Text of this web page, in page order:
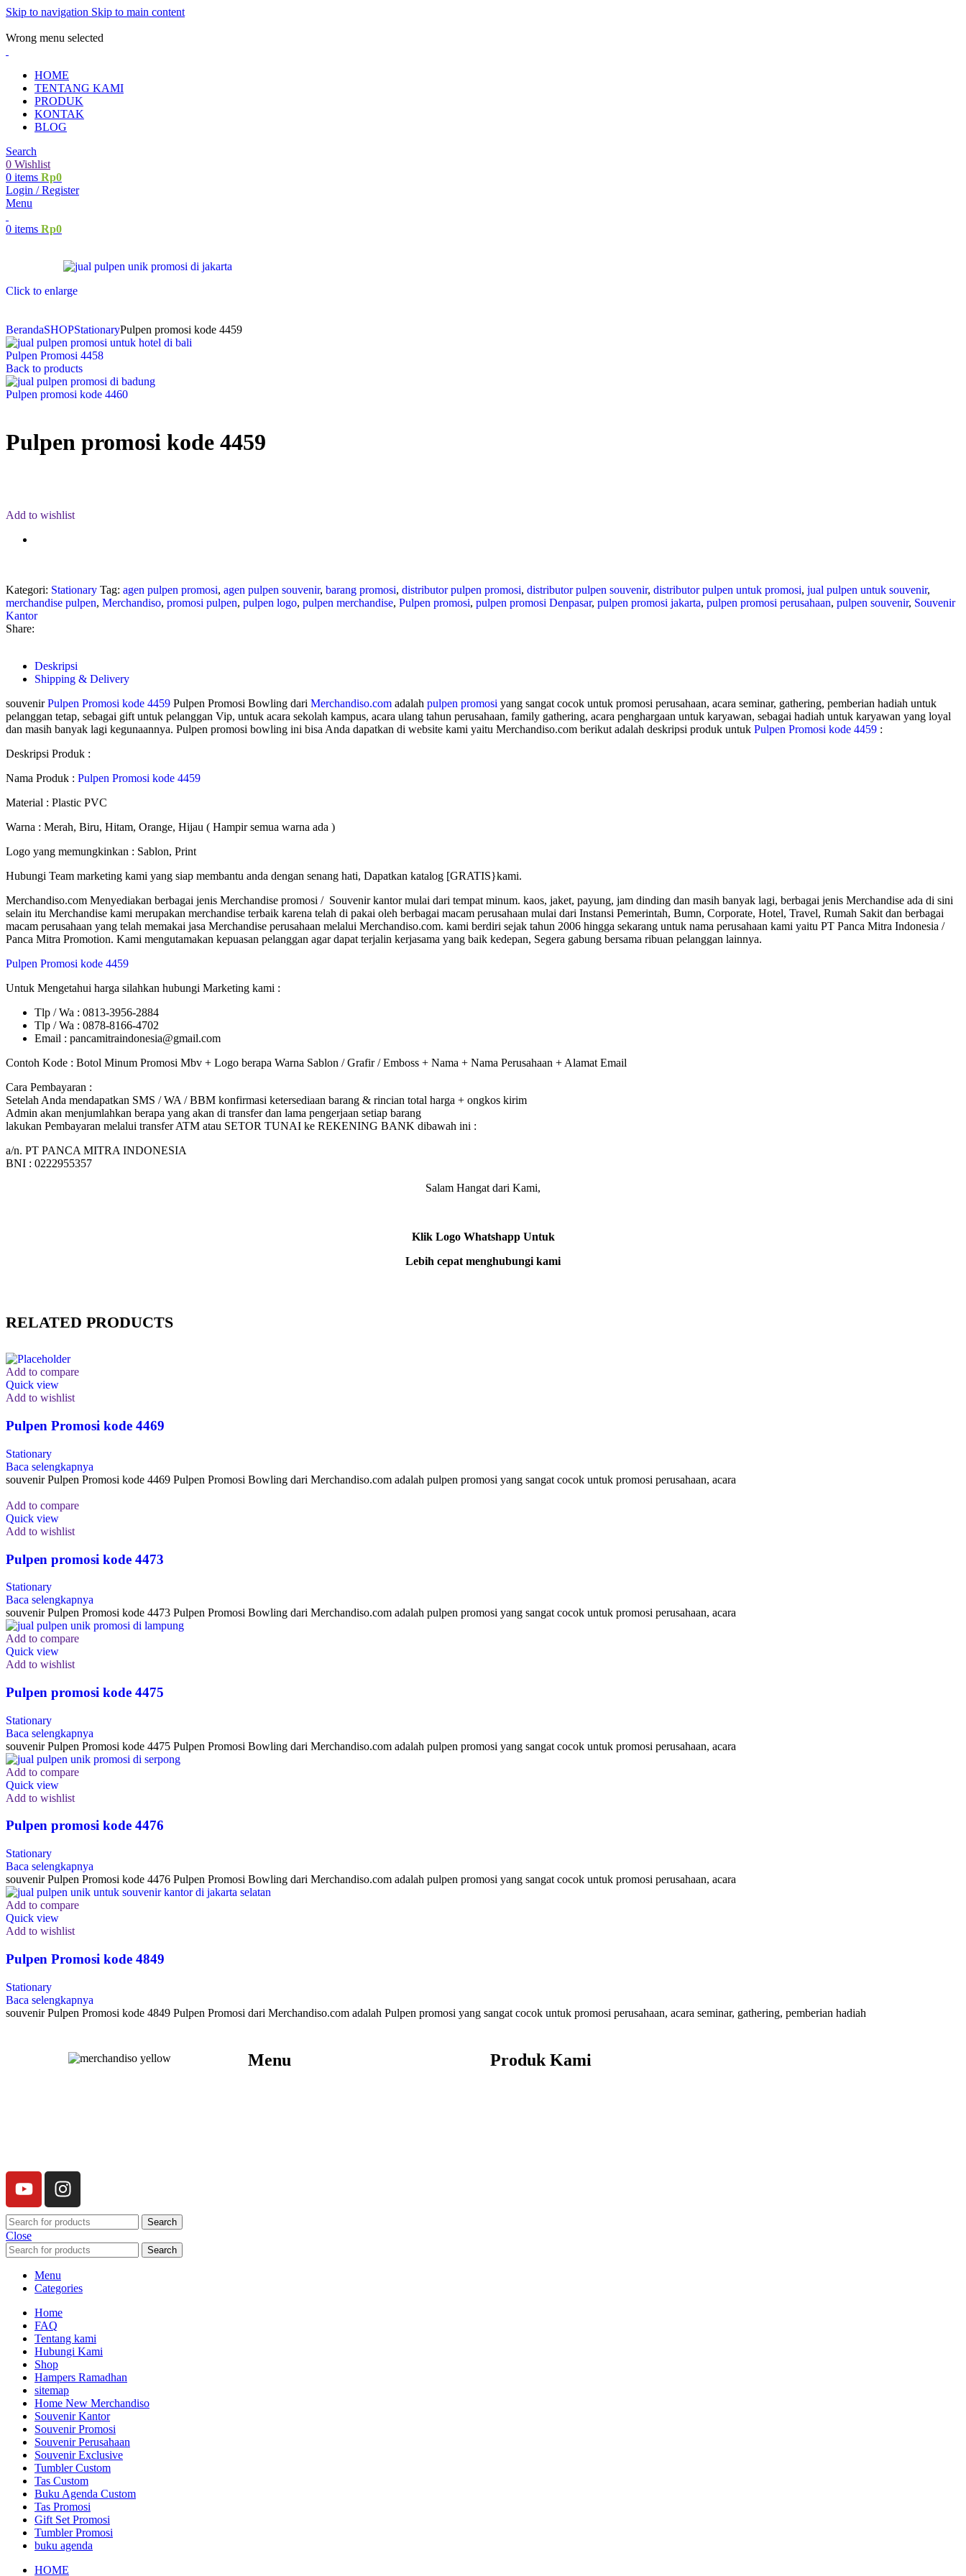
Skip to navigation Skip to main content
Wrong menu selected
HOME
TENTANG KAMI
PRODUK
KONTAK
BLOG
Search
0 Wishlist
0 items Rp0
Login / Register
Menu
0 items Rp0
Click to enlarge
BerandaSHOPStationaryPulpen promosi kode 4459
Pulpen Promosi 4458
Back to products
Pulpen promosi kode 4460
Pulpen promosi kode 4459
Add to wishlist
Kategori: Stationary Tag: agen pulpen promosi, agen pulpen souvenir, barang promosi, distributor pulpen promosi, distributor pulpen souvenir, distributor pulpen untuk promosi, jual pulpen untuk souvenir,
merchandise pulpen, Merchandiso, promosi pulpen, pulpen logo, pulpen merchandise, Pulpen promosi, pulpen promosi Denpasar, pulpen promosi jakarta, pulpen promosi perusahaan, pulpen souvenir, Souvenir
Kantor
Share:
Deskripsi
Shipping & Delivery
souvenirPulpen Promosi kode 4459 Pulpen Promosi Bowling dari Merchandiso.com adalah pulpen promosi yang sangat cocok untuk promosi perusahaan, acara seminar, gathering, pemberian hadiah untuk
pelanggan tetap, sebagai gift untuk pelanggan Vip, untuk acara sekolah kampus, acara ulang tahun perusahaan, family gathering, acara penghargaan untuk karyawan, sebagai hadiah untuk karyawan yang loyal
dan masih banyak lagi kegunaannya. Pulpen promosi bowling ini bisa Anda dapatkan di website kami yaitu Merchandiso.com berikut adalah deskripsi produk untuk Pulpen Promosi kode 4459 :
Deskripsi Produk :
Nama Produk : Pulpen Promosi kode 4459
Material : Plastic PVC
Warna : Merah, Biru, Hitam, Orange, Hijau ( Hampir semua warna ada )
Logo yang memungkinkan : Sablon, Print
Hubungi Team marketing kami yang siap membantu anda dengan senang hati, Dapatkan katalog [GRATIS}kami.
Merchandiso.com Menyediakan berbagai jenis Merchandise promosi / Souvenir kantor mulai dari tempat minum. kaos, jaket, payung, jam dinding dan masih banyak lagi, berbagai jenis Merchandise ada di sini
selain itu Merchandise kami merupakan merchandise terbaik karena telah di pakai oleh berbagai macam perusahaan mulai dari Instansi Pemerintah, Bumn, Corporate, Hotel, Travel, Rumah Sakit dan berbagai
macam perusahaan yang telah memakai jasa Merchandise perusahaan melalui Merchandiso.com. kami berdiri sejak tahun 2006 hingga sekarang untuk nama perusahaan kami yaitu PT Panca Mitra Indonesia /
Panca Mitra Promotion. Kami mengutamakan kepuasan pelanggan agar dapat terjalin kerjasama yang baik kedepan, Segera gabung bersama ribuan pelanggan lainnya.
Pulpen Promosi kode 4459
Untuk Mengetahui harga silahkan hubungi Marketing kami :
Tlp / Wa : 0813-3956-2884
Tlp / Wa : 0878-8166-4702
Email : pancamitraindonesia@gmail.com
Contoh Kode : Botol Minum Promosi Mbv + Logo berapa Warna Sablon / Grafir / Emboss + Nama + Nama Perusahaan + Alamat Email
Cara Pembayaran :
Setelah Anda mendapatkan SMS / WA / BBM konfirmasi ketersediaan barang & rincian total harga + ongkos kirim
Admin akan menjumlahkan berapa yang akan di transfer dan lama pengerjaan setiap barang
lakukan Pembayaran melalui transfer ATM atau SETOR TUNAI ke REKENING BANK dibawah ini :
a/n. PT PANCA MITRA INDONESIA
BNI : 0222955357
Salam Hangat dari Kami,
Klik Logo Whatshapp Untuk
Lebih cepat menghubungi kami
RELATED PRODUCTS
Add to compare
Quick view
Add to wishlist
Pulpen Promosi kode 4469
Stationary
Baca selengkapnya
souvenir Pulpen Promosi kode 4469 Pulpen Promosi Bowling dari Merchandiso.com adalah pulpen promosi yang sangat cocok untuk promosi perusahaan, acara
Add to compare
Quick view
Add to wishlist
Pulpen promosi kode 4473
Stationary
Baca selengkapnya
souvenir Pulpen Promosi kode 4473 Pulpen Promosi Bowling dari Merchandiso.com adalah pulpen promosi yang sangat cocok untuk promosi perusahaan, acara
Add to compare
Quick view
Add to wishlist
Pulpen promosi kode 4475
Stationary
Baca selengkapnya
souvenir Pulpen Promosi kode 4475 Pulpen Promosi Bowling dari Merchandiso.com adalah pulpen promosi yang sangat cocok untuk promosi perusahaan, acara
Add to compare
Quick view
Add to wishlist
Pulpen promosi kode 4476
Stationary
Baca selengkapnya
souvenir Pulpen Promosi kode 4476 Pulpen Promosi Bowling dari Merchandiso.com adalah pulpen promosi yang sangat cocok untuk promosi perusahaan, acara
Add to compare
Quick view
Add to wishlist
Pulpen Promosi kode 4849
Stationary
Baca selengkapnya
souvenir Pulpen Promosi kode 4849 Pulpen Promosi dari Merchandiso.com adalah Pulpen promosi yang sangat cocok untuk promosi perusahaan, acara seminar, gathering, pemberian hadiah
Menu Produk Kami
Search
Close
Search
Menu
Categories
Home
FAQ
Tentang kami
Hubungi Kami
Shop
Hampers Ramadhan
sitemap
Home New Merchandiso
Souvenir Kantor
Souvenir Promosi
Souvenir Perusahaan
Souvenir Exclusive
Tumbler Custom
Tas Custom
Buku Agenda Custom
Tas Promosi
Gift Set Promosi
Tumbler Promosi
buku agenda
HOME